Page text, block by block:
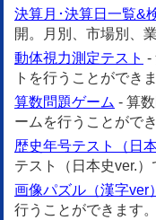
決算月･決算日一覧&
開。月別、市場別、
動体視力測定テスト -
トを行うことができま
算数問題ゲーム - 算
ームを行うことができ
歴史年号テスト（日本
テスト（日本史ver.）
画像パズル（漢字ver）
行うことができます。